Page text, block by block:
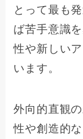
とって最も
ば苦手意識
性や新しい
います。
外向的直観
性や創造的